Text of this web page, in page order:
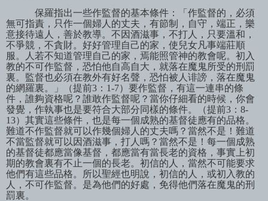
保羅指出一些作監督的基本條件：「作監督的，必須
無可指責，只作一個婦人的丈夫，有節制，自守，端正，樂
意接待遠人，善於教導。不因酒滋事，不打人，只要溫和，
不爭競，不貪財。好好管理自己的家，使兒女凡事端莊順
服。人若不知道管理自己的家，焉能照管神的教會呢。初入
教的不可作監督，恐怕他自高自大，就落在魔鬼所受的刑罰
裏。監督也必須在教外有好名聲，恐怕被人诽謗，落在魔鬼
的網羅裏。」（提前3 ： 1-7）要作監督，有這一連串的條
件，誰夠資格呢？誰敢作監督呢？當你仔細看的時候，你會
發覺，作執事也是要符合大部分同樣的條件。（提前3 ： 8-
13）其實這些條件，也是每一個成熟的基督徒應有的品格。
難道不作監督就可以作幾個婦人的丈夫嗎？當然不是！難道
不當監督就可以因酒滋事，打人嗎？當然不是！每一個成熟
的基督徒都應當像基督，都應當有當長老的資格，事實上初
期的教會裏有不止一個的長老。初信的人，當然不可能要求
他們有這些品格。所以聖經也明說，初信的人，或初入教的
人，不可作監督。是為他們的好處，免得他們落在魔鬼的刑
罰裏。